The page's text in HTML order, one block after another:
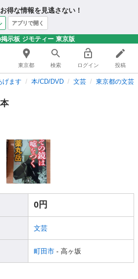
得な情報を見逃さない！
アプリで開く
示板 ジモティー 東京版
東京都 検索 ログイン 投稿
げます 本/CD/DVD 文芸 東京都の文芸
0円
文芸
町田市 - 高ヶ坂